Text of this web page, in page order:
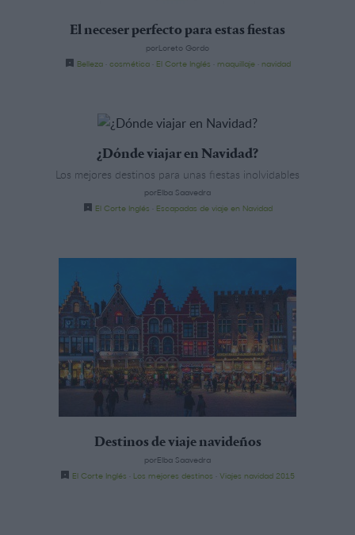
El neceser perfecto para estas fiestas
porLoreto Gordo
Belleza· cosmética· El Corte Inglés maquillaje· navidad
¿Dónde viajar en Navidad?
Los mejores destinos para unas fiestas inolvidables
porElba Saavedra
El Corte Inglés
Escapadas de viaje en Navidad
Destinos de viaje navideños
porElba Saavedra
El Corte Inglés
Los mejores destinos Viajes navidad 2015